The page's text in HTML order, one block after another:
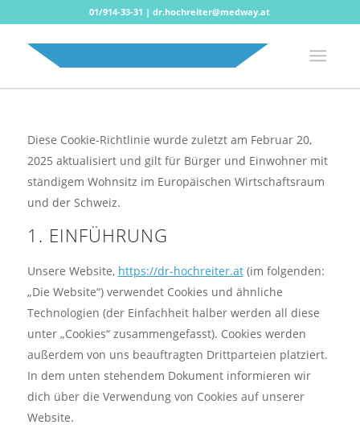
01/914-33-31 |dr.hochreiter@medway.at
Diese Cookie-Richtlinie wurde zuletzt am Februar 20,
2025 aktualisiert und gilt für Bürger und Einwohner mit
ständigem Wohnsitz im Europäischen Wirtschaftsraum
und der Schweiz.
1. EINFÜHRUNG
Unsere Website, https://dr-hochreiter.at(im folgenden:
„Die Website“) verwendet Cookies und ähnliche
Technologien (der Einfachheit halber werden all diese
unter „Cookies“ zusammengefasst). Cookies werden
außerdem von uns beauftragten Drittparteien platziert.
In dem unten stehendem Dokument informieren wir
dich über die Verwendung von Cookies auf unserer
Website.